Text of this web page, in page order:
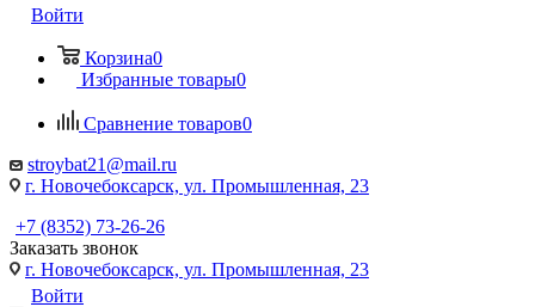
Войти
Корзина0
Избранные товары0
Сравнение товаров0
stroybat21@mail.ru
г. Новочебоксарск, ул. Промышленная, 23
+7 (8352) 73-26-26
Заказать звонок
г. Новочебоксарск, ул. Промышленная, 23
Войти